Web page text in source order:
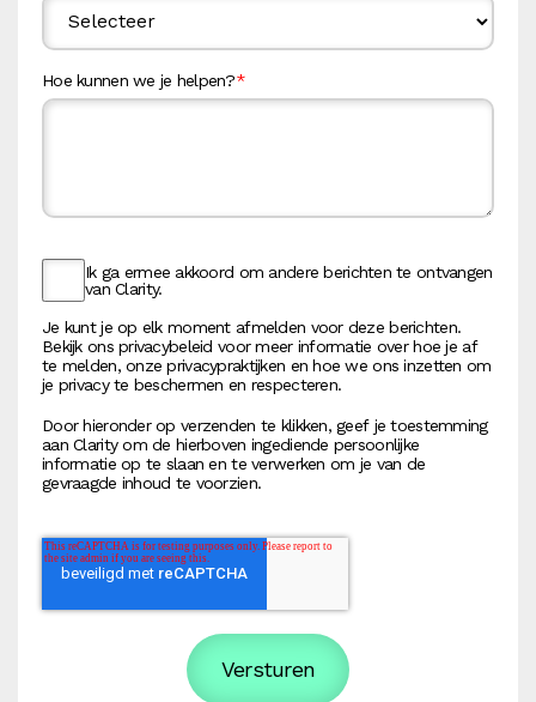
Hoe kunnen we je helpen?*
Ik ga ermee akkoord om andere berichten te ontvangen
van Clarity.
Je kunt je op elk moment afmelden voor deze berichten.
Bekijk ons privacybeleid voor meer informatie over hoe je af
te melden, onze privacypraktijken en hoe we ons inzetten om
je privacy te beschermen en respecteren.
Door hieronder op verzenden te klikken, geef je toestemming
aan Clarity om de hierboven ingediende persoonlijke
informatie op te slaan en te verwerken om je van de
gevraagde inhoud te voorzien.